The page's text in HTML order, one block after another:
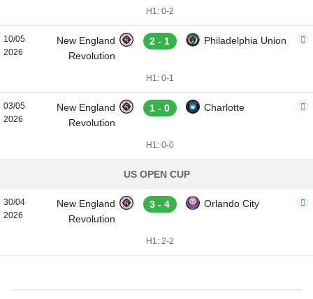
H1: 0-2
10/05
2026
New England
Revolution
2 - 1 Philadelphia Union
H1: 0-1
03/05
2026
New England
Revolution
1 - 0 Charlotte
H1: 0-0
US OPEN CUP
30/04
2026
New England
Revolution
3 - 4 Orlando City
H1: 2-2